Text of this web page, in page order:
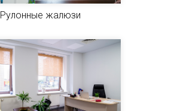
Рулонные жалюзи